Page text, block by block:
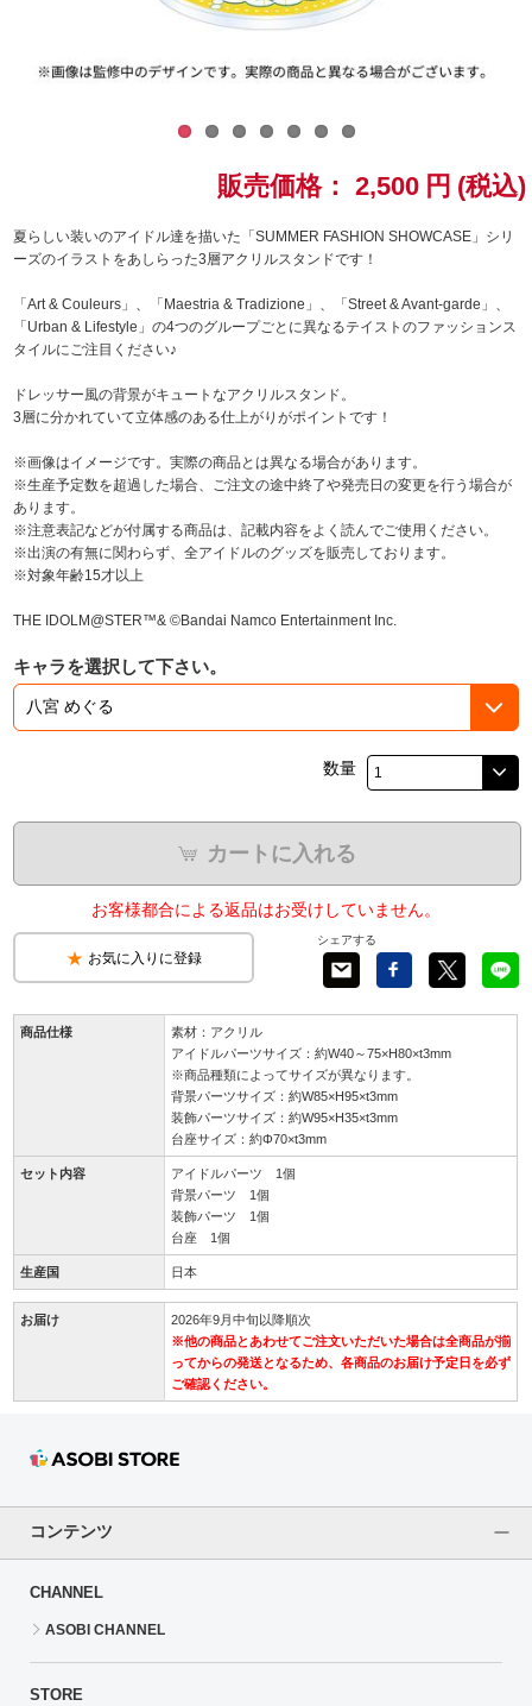
ラブライブ！
ラブライブ！サンシャイン‼
アイドリッシュセブン
モフモフパレード
販売価格： 2,500 円 (税込)
夏らしい装いのアイドル達を描いた「SUMMER FASHION SHOWCASE」シリ
ーズのイラストをあしらった3層アクリルスタンドです！
「Art & Couleurs」、「Maestria & Tradizione」、「Street & Avant-garde」、
「Urban & Lifestyle」の4つのグループごとに異なるテイストのファッションス
タイルにご注目ください♪
ドレッサー風の背景がキュートなアクリルスタンド。
3層に分かれていて立体感のある仕上がりがポイントです！
※画像はイメージです。実際の商品とは異なる場合があります。
※生産予定数を超過した場合、ご注文の途中終了や発売日の変更を行う場合が
あります。
※注意表記などが付属する商品は、記載内容をよく読んでご使用ください。
※出演の有無に関わらず、全アイドルのグッズを販売しております。
※対象年齢15才以上
THE IDOLM@STER™& ©Bandai Namco Entertainment Inc.
キャラを選択して下さい。
数量
カートに入れる
お客様都合による返品はお受けしていません。
お気に入りに登録
シェアする
商品仕様
素材：アクリル
アイドルパーツサイズ：約W40～75×H80×t3mm
※商品種類によってサイズが異なります。
背景パーツサイズ：約W85×H95×t3mm
装飾パーツサイズ：約W95×H35×t3mm
台座サイズ：約Φ70×t3mm
セット内容
アイドルパーツ 1個
背景パーツ 1個
装飾パーツ 1個
台座 1個
生産国 日本
お届け
2026年9月中旬以降順次
※他の商品とあわせてご注文いただいた場合は全商品が揃
ってからの発送となるため、各商品のお届け予定日を必ず
ご確認ください。
コンテンツ
CHANNEL
ASOBI CHANNEL
STORE